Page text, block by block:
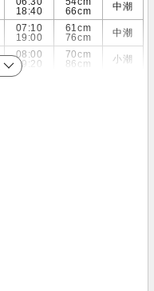
18:40
66cm
中潮
07:10
19:00
61cm
76cm
中潮
08:00
19:20
70cm
86cm
小潮